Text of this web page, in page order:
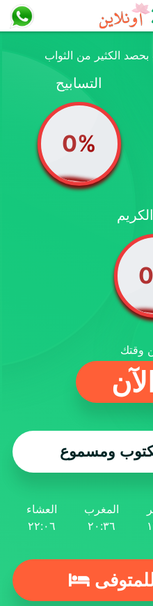
الكثير من الثواب
التسابيح
0%
وقتك
ومسموع
المغرب
٢٠:٣٦
العشاء
٢٢:٠٦